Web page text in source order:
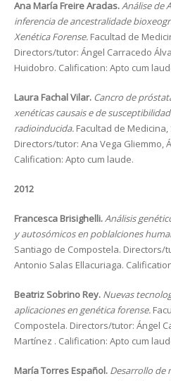
Ana María Freire Aradas.Análise de
inferencia de ancestralidade
Xenética Forense. Facultad de
Directors/tutor: Ángel Carracedo
Huidobro. Calification: Apto cum
Laura Fachal Vilar. Cancro de
xenéticas causais e de
radioinducida. Facultad de
Directors/tutor: Ana Vega Gliemmo,
Calification: Apto cum laude.
2012
Francesca Brisighelli.Análisis
y autosómicos en poblalciones
Santiago de Compostela. Directors/
Antonio Salas Ellacuriaga.
Beatriz Sobrino Rey. Nuevas
aplicaciones en genética forense.
Compostela. Directors/tutor: Ángel
Martínez . Calification: Apto cum
María Torres Español. Desarrollo de